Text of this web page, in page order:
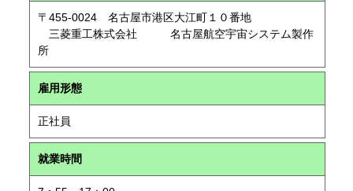
〒455-0024 名古屋市港区大江町１０番地
三菱重工株式会社 名古屋航空宇宙システム製作
所
雇用形態
正社員
就業時間